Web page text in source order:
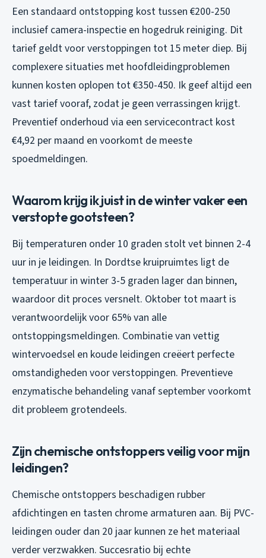
Een standaard ontstopping kost tussen €200-250
inclusief camera-inspectie en hogedruk reiniging. Dit
tarief geldt voor verstoppingen tot 15 meter diep. Bij
complexere situaties met hoofdleidingproblemen
kunnen kosten oplopen tot €350-450. Ik geef altijd een
vast tarief vooraf, zodat je geen verrassingen krijgt.
Preventief onderhoud via een servicecontract kost
€4,92 per maand en voorkomt de meeste
spoedmeldingen.
Waarom krijg ik juist in de winter vaker een
verstopte gootsteen?
Bij temperaturen onder 10 graden stolt vet binnen 2-4
uur in je leidingen. In Dordtse kruipruimtes ligt de
temperatuur in winter 3-5 graden lager dan binnen,
waardoor dit proces versnelt. Oktober tot maart is
verantwoordelijk voor 65% van alle
ontstoppingsmeldingen. Combinatie van vettig
wintervoedsel en koude leidingen creëert perfecte
omstandigheden voor verstoppingen. Preventieve
enzymatische behandeling vanaf september voorkomt
dit probleem grotendeels.
Zijn chemische ontstoppers veilig voor mijn
leidingen?
Chemische ontstoppers beschadigen rubber
afdichtingen en tasten chrome armaturen aan. Bij PVC-
leidingen ouder dan 20 jaar kunnen ze het materiaal
verder verzwakken. Succesratio bij echte